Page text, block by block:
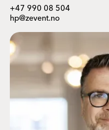
+47 990 08 504
hp@zevent.no